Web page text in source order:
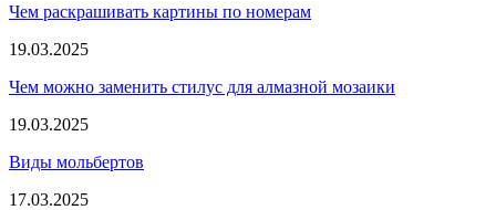
Чем раскрашивать картины по номерам
19.03.2025
Чем можно заменить стилус для алмазной мозаики
19.03.2025
Виды мольбертов
17.03.2025